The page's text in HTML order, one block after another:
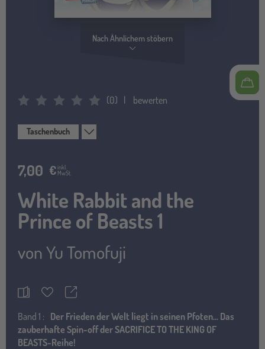
Nach Ähnlichem stöbern
Average Rating: 0 (0) bewerten
Taschenbuch
7,00 €inkl.
MwSt.
White Rabbit and the
Prince of Beasts 1
vonYu Tomofuji
MerkzettelTeilen
Band 1 : Der Frieden der Welt liegt in seinen Pfoten... Das
zauberhafte Spin-off der SACRIFICE TO THE KING OF
BEASTS-Reihe!